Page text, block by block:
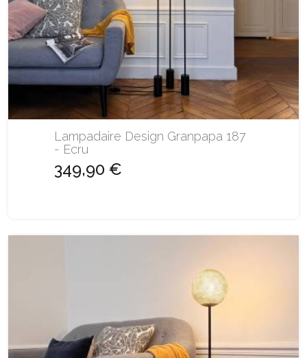
Lampadaire Design Granpapa 187
- Ecru
349,90 €